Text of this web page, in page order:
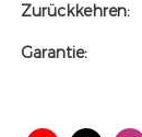
Zurückkehren:
Garantie: